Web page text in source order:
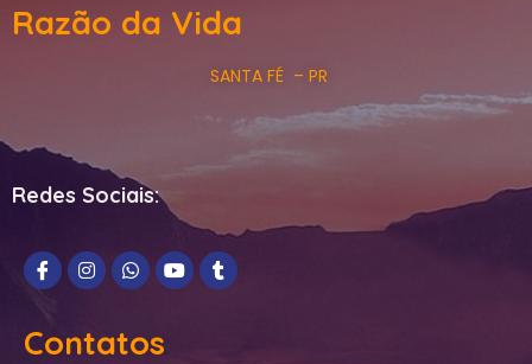
Razão da Vida
SANTA FÉ – PR
Redes Sociais:
Contatos